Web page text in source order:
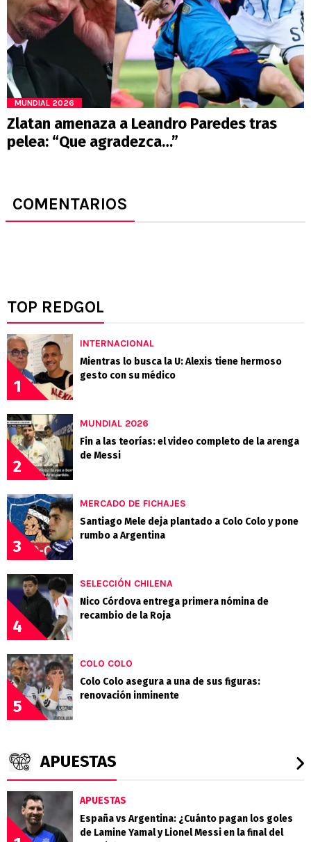
MUNDIAL 2026
Zlatan amenaza a Leandro Paredes tras
pelea: “Que agradezca…”
COMENTARIOS
TOP REDGOL
1
INTERNACIONAL
Mientras lo busca la U: Alexis tiene hermoso
gesto con su médico
2
MUNDIAL 2026
Fin a las teorías: el video completo de la arenga
de Messi
3
MERCADO DE FICHAJES
Santiago Mele deja plantado a Colo Colo y pone
rumbo a Argentina
4
SELECCIÓN CHILENA
Nico Córdova entrega primera nómina de
recambio de la Roja
5
COLO COLO
Colo Colo asegura a una de sus figuras:
renovación inminente
APUESTAS
APUESTAS
España vs Argentina: ¿Cuánto pagan los goles
de Lamine Yamal y Lionel Messi en la final del